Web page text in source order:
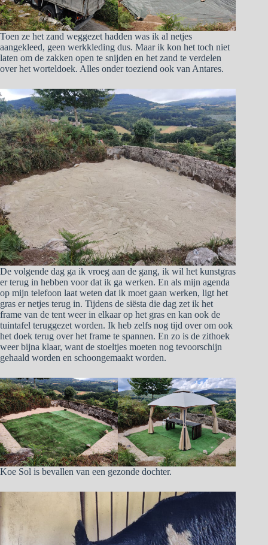
Toen ze het zand weggezet hadden was ik al netjes
aangekleed, geen werkkleding dus. Maar ik kon het toch niet
laten om de zakken open te snijden en het zand te verdelen
over het worteldoek. Alles onder toeziend ook van Antares.
De volgende dag ga ik vroeg aan de gang, ik wil het kunstgras
er terug in hebben voor dat ik ga werken. En als mijn agenda
op mijn telefoon laat weten dat ik moet gaan werken, ligt het
gras er netjes terug in. Tijdens de siësta die dag zet ik het
frame van de tent weer in elkaar op het gras en kan ook de
tuintafel teruggezet worden. Ik heb zelfs nog tijd over om ook
het doek terug over het frame te spannen. En zo is de zithoek
weer bijna klaar, want de stoeltjes moeten nog tevoorschijn
gehaald worden en schoongemaakt worden.
Koe Sol is bevallen van een gezonde dochter.